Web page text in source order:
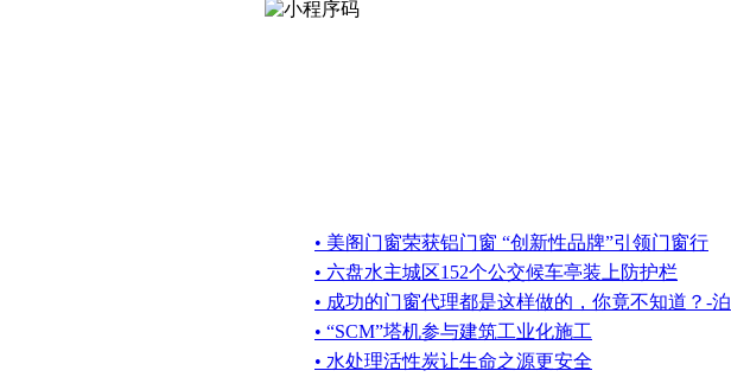
• 美阁门窗荣获铝门窗 “创新性品牌”引领门窗行
• 六盘水主城区152个公交候车亭装上防护栏
• 成功的门窗代理都是这样做的，你竟不知道？-泊
• “SCM”塔机参与建筑工业化施工
• 水处理活性炭让生命之源更安全